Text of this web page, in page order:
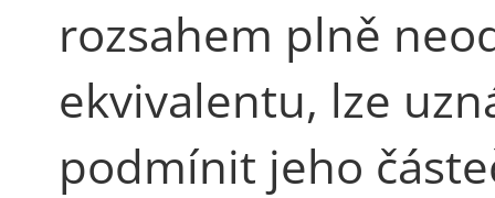
rozsahem plně
ekvivalentu, lze
podmínit jeho